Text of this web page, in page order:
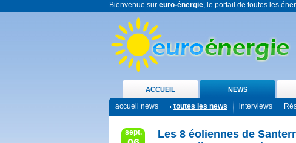
Bienvenue sur euro-énergie, le portail de toutes les
ACCUEIL NEWS
accueil news toutes les news interviews
sept.
Les 8 éoliennes de